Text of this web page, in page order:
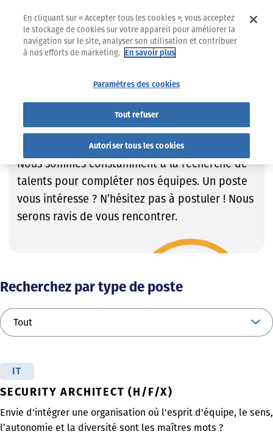
Trouvez le job qui VOUS convient !
Trouvez le job qui VOUS
convient !
Nous sommes constamment à la recherche de
talents pour compléter nos équipes. Un poste
vous intéresse ? N’hésitez pas à postuler ! Nous
serons ravis de vous rencontrer.
Recherchez par type de poste
IT
SECURITY ARCHITECT (H/F/X)
Envie d'intégrer une organisation où l'esprit d'équipe, le sens,
l’autonomie et la diversité sont les maîtres mots ?
En cliquant sur « Accepter tous les cookies », vous acceptez
le stockage de cookies sur votre appareil pour améliorer la
navigation sur le site, analyser son utilisation et contribuer
à nos efforts de marketing. En savoir plus
Paramètres des cookies
Tout refuser
Autoriser tous les cookies